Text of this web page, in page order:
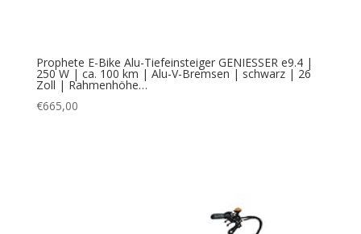
Prophete E-Bike Alu-Tiefeinsteiger GENIESSER e9.4 |
250 W | ca. 100 km | Alu-V-Bremsen | schwarz | 26
Zoll | Rahmenhöhe…
€665,00